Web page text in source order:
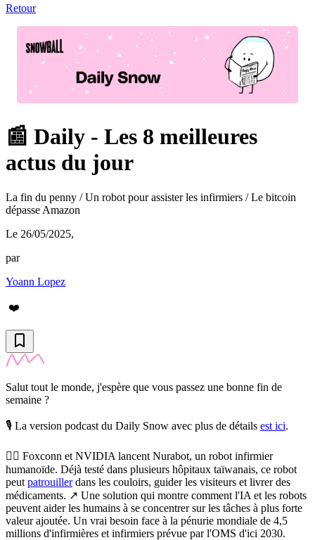
Retour
📰 Daily - Les 8 meilleures
actus du jour
La fin du penny / Un robot pour assister les infirmiers / Le bitcoin
dépasse Amazon
Le 26/05/2025,
par
Yoann Lopez
❤️
Salut tout le monde, j'espère que vous passez une bonne fin de
semaine ?
🎙️ La version podcast du Daily Snow avec plus de détails est ici.
👨‍⚕️ Foxconn et NVIDIA lancent Nurabot, un robot infirmier
humanoïde. Déjà testé dans plusieurs hôpitaux taïwanais, ce robot
peut patrouillerdans les couloirs, guider les visiteurs et livrer des
médicaments. ↗️ Une solution qui montre comment l'IA et les robots
peuvent aider les humains à se concentrer sur les tâches à plus forte
valeur ajoutée. Un vrai besoin face à la pénurie mondiale de 4,5
millions d'infirmières et infirmiers prévue par l'OMS d'ici 2030.